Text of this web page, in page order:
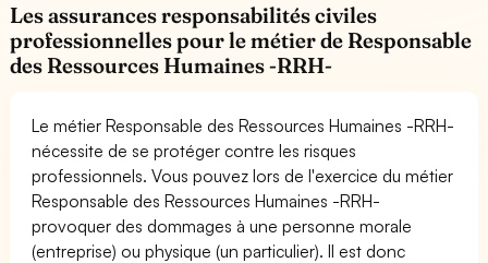
Les assurances responsabilités civiles
professionnelles pour le métier de Responsable
des Ressources Humaines -RRH-
Le métier Responsable des Ressources Humaines -RRH-
nécessite de se protéger contre les risques
professionnels. Vous pouvez lors de l'exercice du métier
Responsable des Ressources Humaines -RRH-
provoquer des dommages à une personne morale
(entreprise) ou physique (un particulier). Il est donc